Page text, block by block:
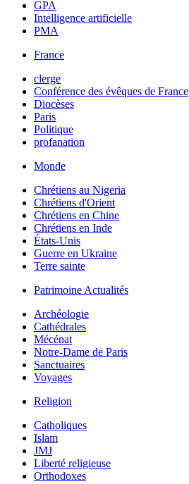
GPA
Intelligence artificielle
PMA
France
clerge
Conférence des évêques de France
Diocèses
Paris
Politique
profanation
Monde
Chrétiens au Nigeria
Chrétiens d'Orient
Chrétiens en Chine
Chrétiens en Inde
États-Unis
Guerre en Ukraine
Terre sainte
Patrimoine Actualités
Archéologie
Cathédrales
Mécénat
Notre-Dame de Paris
Sanctuaires
Voyages
Religion
Catholiques
Islam
JMJ
Liberté religieuse
Orthodoxes